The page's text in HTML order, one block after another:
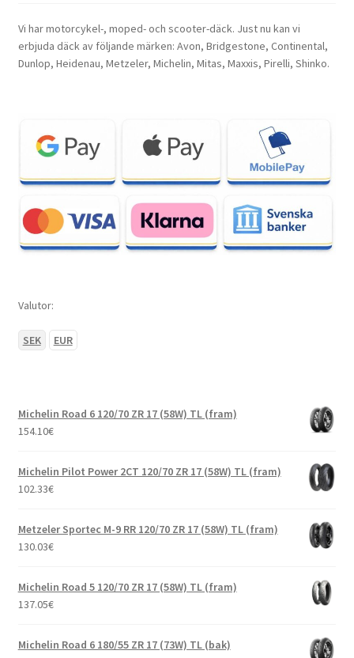
Vi har motorcykel-, moped- och scooter-däck. Just nu kan vi
erbjuda däck av följande märken: Avon, Bridgestone, Continental,
Dunlop, Heidenau, Metzeler, Michelin, Mitas, Maxxis, Pirelli, Shinko.
Valutor:
SEK EUR
Michelin Road 6 120/70 ZR 17 (58W) TL (fram)
154.10€
Michelin Pilot Power 2CT 120/70 ZR 17 (58W) TL (fram)
102.33€
Metzeler Sportec M-9 RR 120/70 ZR 17 (58W) TL (fram)
130.03€
Michelin Road 5 120/70 ZR 17 (58W) TL (fram)
137.05€
Michelin Road 6 180/55 ZR 17 (73W) TL (bak)